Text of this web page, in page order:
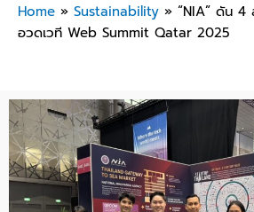
Home » Sustainability » “NIA” ดัน 4
อวดเวที Web Summit Qatar 2025